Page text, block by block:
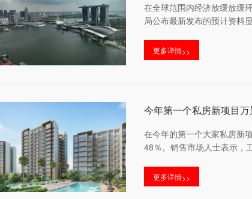
在全球范围内经济放缓放缓
局公布最新发布的预计资料
更多详情>>
今年第一个私房新项目
在今年的第一个大家私房新
48％。销售市场人士表示，
更多详情>>